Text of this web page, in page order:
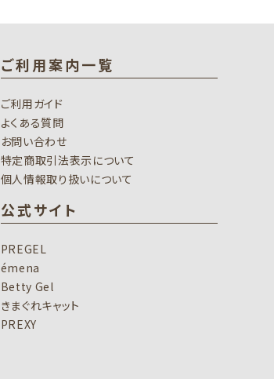
ご利用案内一覧
ご利用ガイド
よくある質問
お問い合わせ
特定商取引法表示について
個人情報取り扱いについて
公式サイト
PREGEL
émena
Betty Gel
きまぐれキャット
PREXY